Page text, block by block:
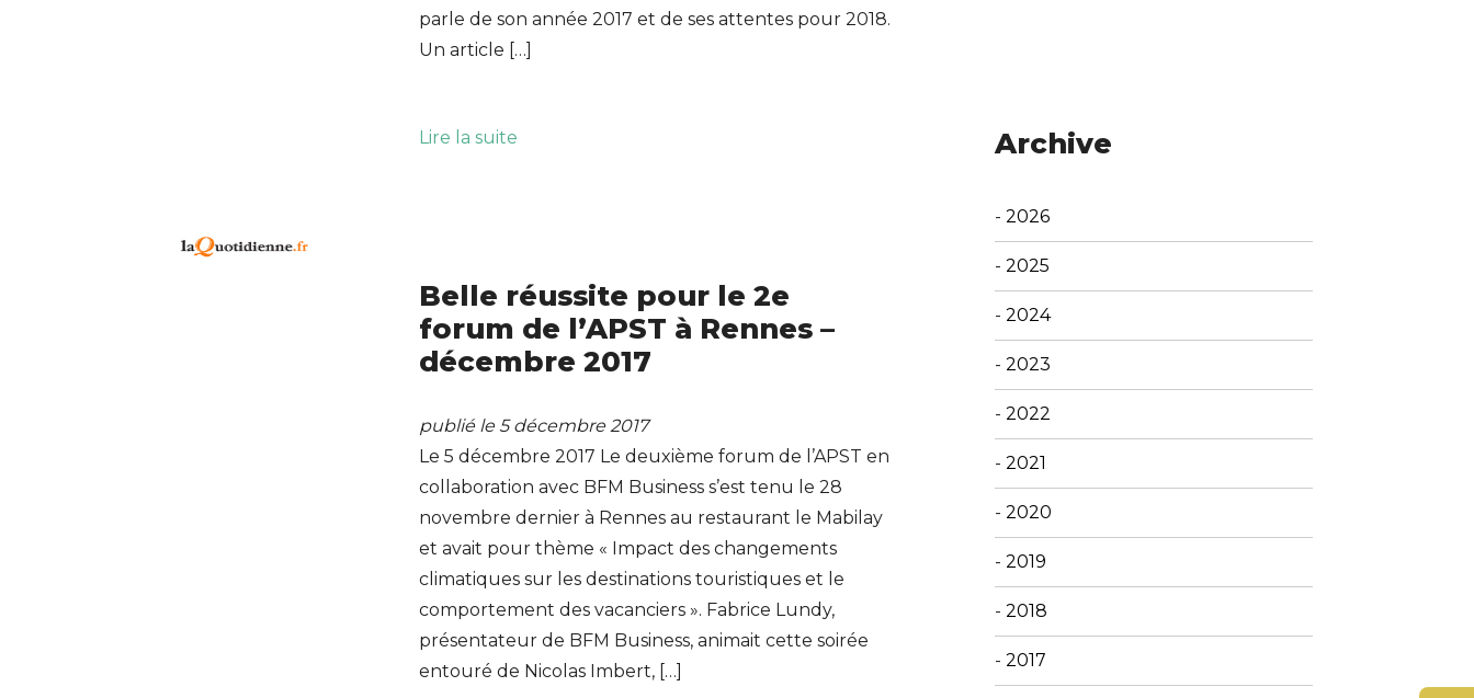
parle de son année 2017 et de ses attentes pour 2018.
Un article […]
Lire la suite
Belle réussite pour le 2e
forum de l’APST à Rennes –
décembre 2017
publié le 5 décembre 2017
Le 5 décembre 2017 Le deuxième forum de l’APST en
collaboration avec BFM Business s’est tenu le 28
novembre dernier à Rennes au restaurant le Mabilay
et avait pour thème « Impact des changements
climatiques sur les destinations touristiques et le
comportement des vacanciers ». Fabrice Lundy,
présentateur de BFM Business, animait cette soirée
entouré de Nicolas Imbert, […]
Archive
- 2026
- 2025
- 2024
- 2023
- 2022
- 2021
- 2020
- 2019
- 2018
- 2017